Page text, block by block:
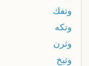
وتفك
وتكه
وثرن
وثيخ